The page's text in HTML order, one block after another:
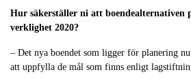
Hur säkerställer ni att boendealternativen
verklighet 2020?
– Det nya boendet som ligger för planering
att uppfylla de mål som finns enligt